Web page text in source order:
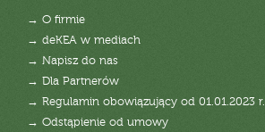
→ O firmie
→ deKEA w mediach
→ Napisz do nas
→ Dla Partnerów
→ Regulamin obowiązujący od 01.01.2023 r.
→ Odstąpienie od umowy